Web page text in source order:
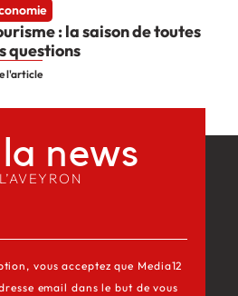
: la saison de toutes
questions
l'article
news​
vous acceptez que Media12
email dans le but de vous